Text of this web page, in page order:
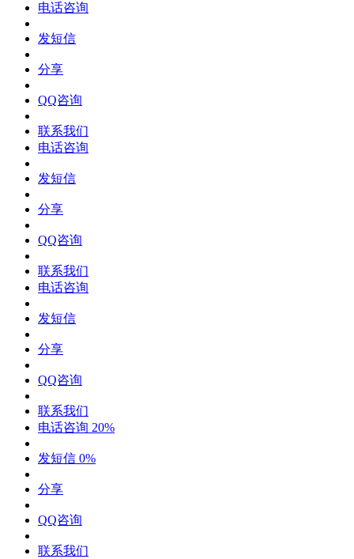
电话咨询
发短信
分享
QQ咨询
联系我们
电话咨询
发短信
分享
QQ咨询
联系我们
电话咨询
发短信
分享
QQ咨询
联系我们
电话咨询 20%
发短信 0%
分享
QQ咨询
联系我们